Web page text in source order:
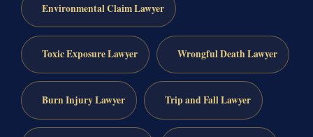
Environmental Claim Lawyer
Toxic Exposure Lawyer Wrongful Death Lawyer
Burn Injury Lawyer Trip and Fall Lawyer